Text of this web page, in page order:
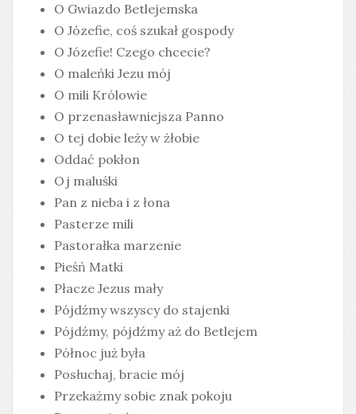
O Gwiazdo Betlejemska
O Józefie, coś szukał gospody
O Józefie! Czego chcecie?
O maleńki Jezu mój
O mili Królowie
O przenasławniejsza Panno
O tej dobie leży w żłobie
Oddać pokłon
Oj maluśki
Pan z nieba i z łona
Pasterze mili
Pastorałka marzenie
Pieśń Matki
Płacze Jezus mały
Pójdźmy wszyscy do stajenki
Pójdźmy, pójdźmy aż do Betlejem
Północ już była
Posłuchaj, bracie mój
Przekażmy sobie znak pokoju